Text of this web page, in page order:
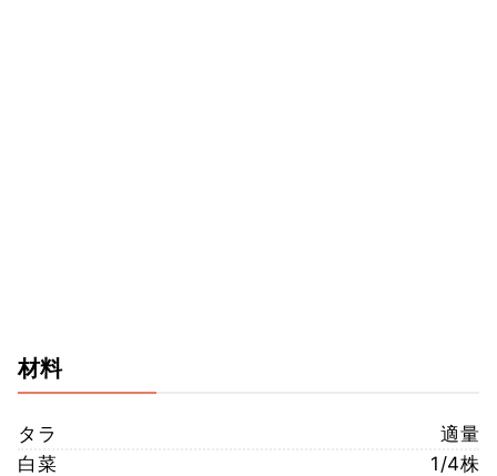
材料
タラ
適量
白菜
1/4株